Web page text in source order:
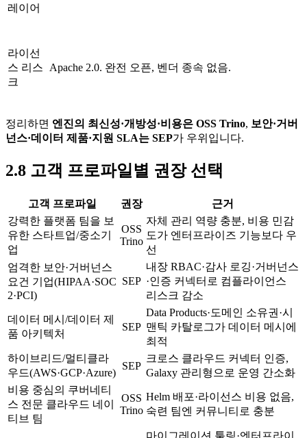
레이어
라이선
스 리스
크
Apache 2.0. 완전 오픈, 벤더 종속 없음.
정리하면 엔진의 최신성·개방성·비용은 OSS Trino, 보안·거버
넌스·데이터 제품·지원 SLA는 SEP가 우위입니다.
2.8 고객 프로파일별 권장 선택
고객 프로파일 권장
근거
강력한 플랫폼 팀을 보
유한 스타트업/중소기
업
OSS
Trino
자체 관리 역량 충분, 비용 민감
도가 엔터프라이즈 기능보다 우
선
엄격한 보안·거버넌스
요건 기업(HIPAA·SOC
2·PCI)
SEP
내장 RBAC·감사 로깅·거버넌스
·인증 커넥터로 컴플라이언스
리스크 감소
데이터 메시/데이터 제
품 아키텍처
SEP
Data Products·도메인 소유권·시
맨틱 카탈로그가 데이터 메시에
최적
하이브리드/멀티클라
우드(AWS·GCP·Azure)
SEP
크로스 클라우드 커넥터 인증,
Galaxy 관리형으로 운영 간소화
비용 중심의 쿠버네티
스 전문 클라우드 네이
티브 팀
OSS
Trino
Helm 배포·라이선스 비용 없음,
숙련 팀엔 커뮤니티로 충분
마이그레이션 툴링·엔터프라이